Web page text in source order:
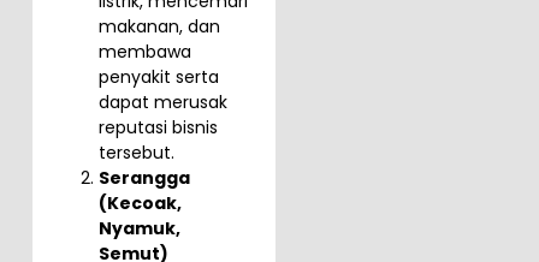
makanan, dan
membawa
penyakit serta
dapat merusak
reputasi bisnis
tersebut.
Serangga
(Kecoak,
Nyamuk,
Semut)